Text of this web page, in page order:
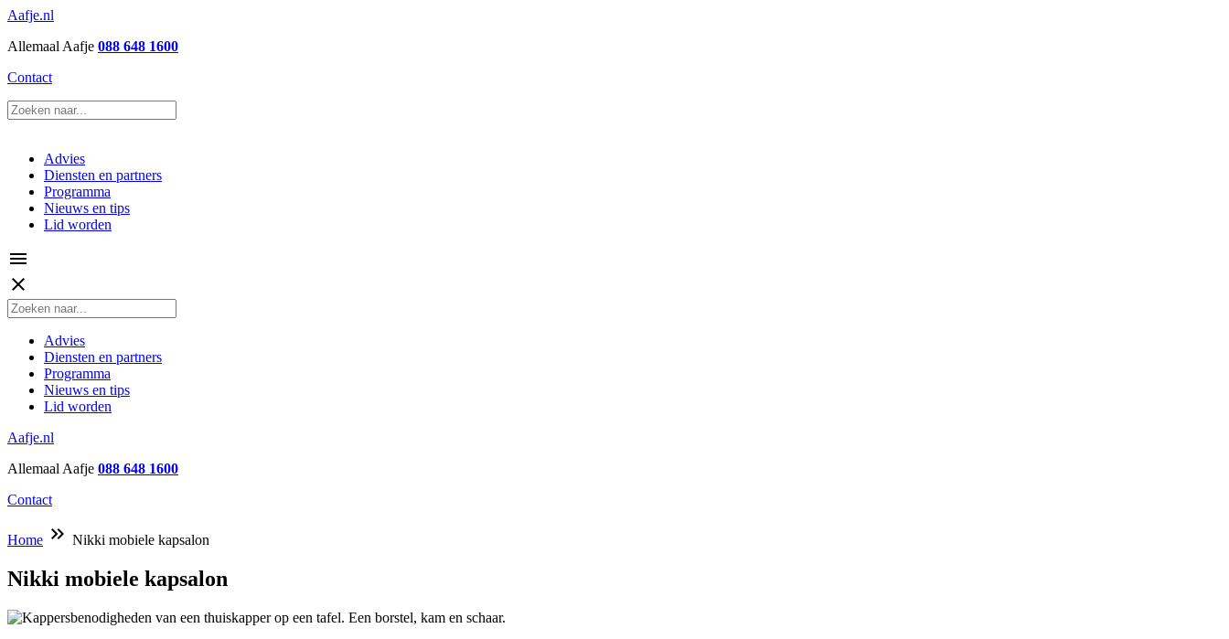
Aafje.nl
Allemaal Aafje 088 648 1600
Contact
Advies
Diensten en partners
Programma
Nieuws en tips
Lid worden
menu
close
Advies
Diensten en partners
Programma
Nieuws en tips
Lid worden
Aafje.nl
Allemaal Aafje 088 648 1600
Contact
Home keyboard_double_arrow_right Nikki mobiele kapsalon
Nikki mobiele kapsalon